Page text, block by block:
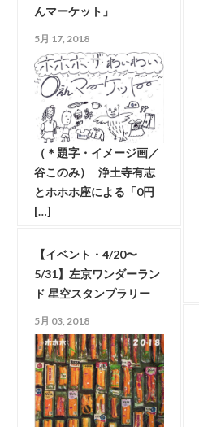
んマーケット」
5月 17, 2018
（＊題字・イメージ画／
谷このみ） 浄土寺有志
とホホホ座による「0円
[…]
【イベント・4/20〜
5/31】左京ワンダーラン
ド 星空スタンプラリー
5月 03, 2018